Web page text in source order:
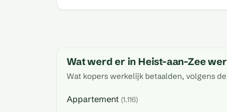
Wat werd er in Heist-aan-Zee
Wat kopers werkelijk betaalden, volgens
Appartement (1.116)